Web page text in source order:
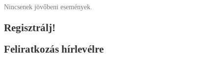
Nincsenek jövőbeni események.
Regisztrálj!
Feliratkozás hírlevélre